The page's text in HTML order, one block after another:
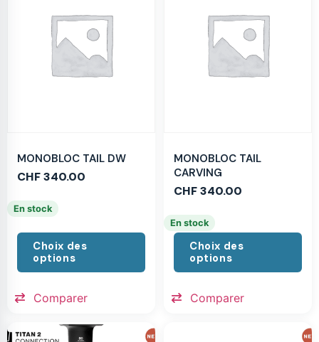
MONOBLOC TAIL DW
CHF340.00
En stock
Choix des
options
Comparer
MONOBLOC TAIL
CARVING
CHF340.00
En stock
Choix des
options
Comparer